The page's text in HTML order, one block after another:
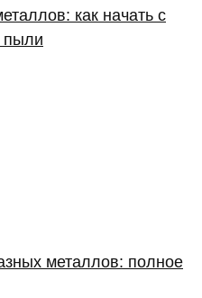
как начать с
пыли
металлов: полное